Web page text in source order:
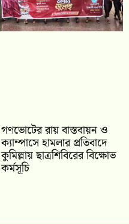
গণভোটের রায় বাস্তবায়ন ও
ক্যাম্পাসে হামলার প্রতিবাদে
কুমিল্লায় ছাত্রশিবিরের বিক্ষোভ
কর্মসূচি